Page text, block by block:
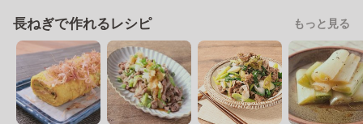
長ねぎで作れるレシピ もっと見る